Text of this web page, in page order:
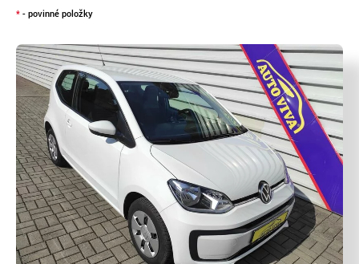
* - povinné položky